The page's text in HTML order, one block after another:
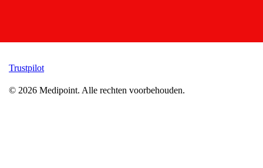
Trustpilot
© 2026 Medipoint. Alle rechten voorbehouden.